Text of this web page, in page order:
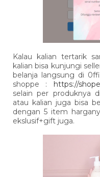
Kalau kalian tertarik
kalian bisa kunjungi
belanja langsung di
shoppe : https://
selain per produknya
atau kalian juga bisa
dengan 5 item
ekslusif+gift juga.